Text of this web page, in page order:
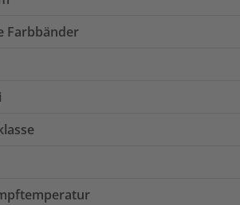
Farbbänder